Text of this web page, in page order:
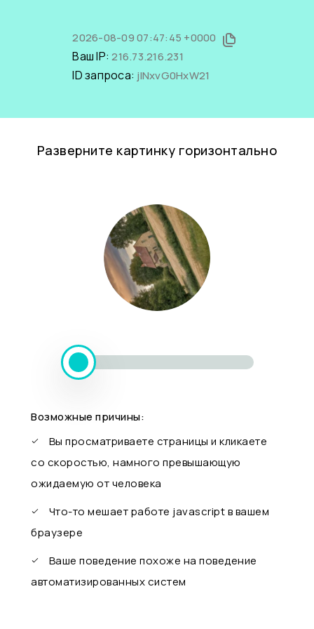
2026-08-09 07:47:45 +0000
Ваш IP:216.73.216.231
ID запроса: jlNxvG0HxW21
Разверните картинку горизонтально
Возможные причины:
Вы просматриваете страницы и кликаете
со скоростью, намного превышающую
ожидаемую от человека
Что-то мешает работе javascript в вашем
браузере
Ваше поведение похоже на поведение
автоматизированных систем